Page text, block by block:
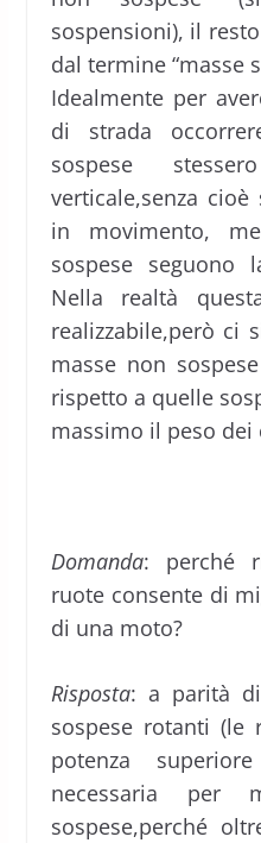
sospensioni), il
dal termine “masse
Idealmente per
di strada
sospese
verticale,senza
in movimento,
sospese seguono
Nella realtà
realizzabile,però ci
masse non
rispetto a quelle
massimo il peso dei
Domanda: perché
ruote consente di
di una moto?
Risposta: a parità
sospese rotanti (le
potenza
necessaria per
sospese,perché